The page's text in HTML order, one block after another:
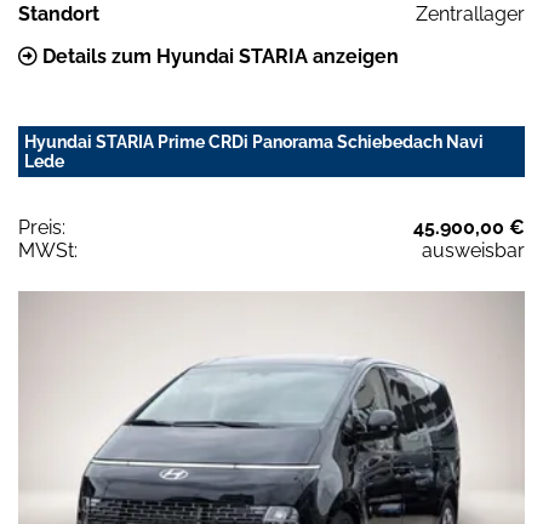
Standort
Zentrallager
Details zum Hyundai STARIA anzeigen
Hyundai STARIA Prime CRDi Panorama Schiebedach Navi
Lede
Preis:
45.900,00 €
MWSt:
ausweisbar